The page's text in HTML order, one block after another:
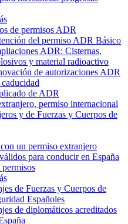
de permisos ADR
del permiso ADR Básico
ADR: Cisternas,
y material radioactivo
de autorizaciones ADR
de ADR
permiso internacional
y de Fuerzas y Cuerpos de
un permiso extranjero
para conducir en España
permisos
de Fuerzas y Cuerpos de
Españoles
de diplomáticos acreditados